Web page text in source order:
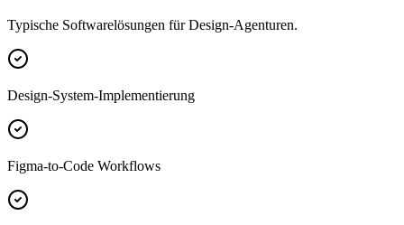
Typische Softwarelösungen für Design-Agenturen.
Design-System-Implementierung
Figma-to-Code Workflows